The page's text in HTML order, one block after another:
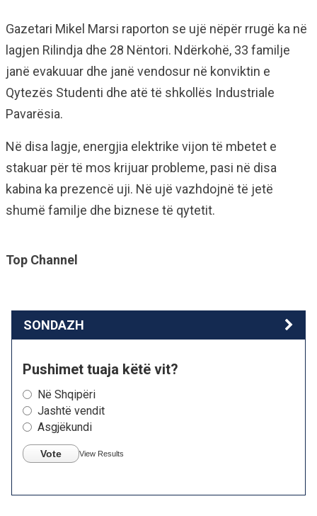
Gazetari Mikel Marsi raporton se ujë nëpër rrugë ka në
lagjen Rilindja dhe 28 Nëntori. Ndërkohë, 33 familje
janë evakuuar dhe janë vendosur në konviktin e
Qytezës Studenti dhe atë të shkollës Industriale
Pavarësia.
Në disa lagje, energjia elektrike vijon të mbetet e
stakuar për të mos krijuar probleme, pasi në disa
kabina ka prezencë uji. Në ujë vazhdojnë të jetë
shumë familje dhe biznese të qytetit.
Top Channel
SONDAZH
Pushimet tuaja këtë vit?
Në Shqipëri
Jashtë vendit
Asgjëkundi
Vote View Results